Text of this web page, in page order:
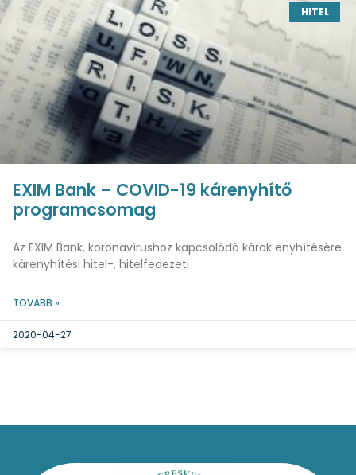
HITEL
EXIM Bank – COVID-19 kárenyhítő
programcsomag
Az EXIM Bank, koronavírushoz kapcsolódó károk enyhítésére
kárenyhítési hitel-, hitelfedezeti
TOVÁBB »
2020-04-27